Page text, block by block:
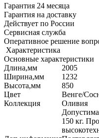
Гарантия 24 месяца
Гарантия на доставку
Действует по России
Сервисная служба
Оперативное решение
Характеристика
Основные характеристики
Длина,мм
2005
Ширина,мм
1232
Высота,мм
850
Цвет
Венге/
Коллекция
Оливия
150 кг.